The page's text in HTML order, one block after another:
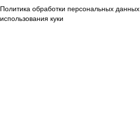
Политика обработки персональных данных
использования куки